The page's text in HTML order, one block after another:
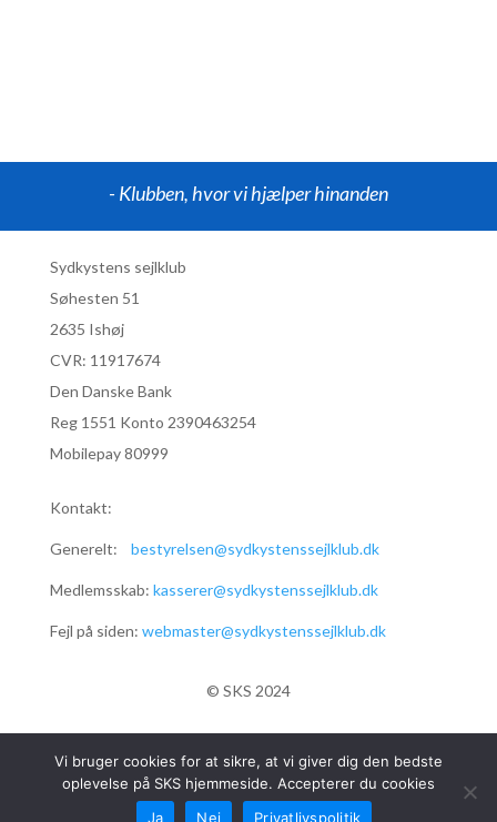
- Klubben, hvor vi hjælper hinanden
Sydkystens sejlklub
Søhesten 51
2635 Ishøj
CVR: 11917674
Den Danske Bank
Reg 1551 Konto 2390463254
Mobilepay 80999
Kontakt:
Generelt: bestyrelsen@sydkystenssejlklub.dk
Medlemsskab: kasserer@sydkystenssejlklub.dk
Fejl på siden: webmaster@sydkystenssejlklub.dk
© SKS 2024
Vi bruger cookies for at sikre, at vi giver dig den bedste
oplevelse på SKS hjemmeside. Accepterer du cookies
Ja
Nej Privatlivspolitik